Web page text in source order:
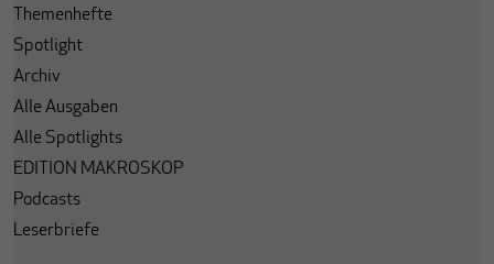
Themenhefte
Spotlight
Archiv
Alle Ausgaben
Alle Spotlights
EDITION MAKROSKOP
Podcasts
Leserbriefe